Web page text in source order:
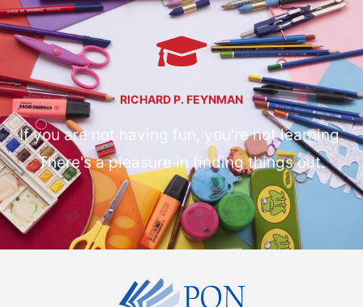
RICHARD P. FEYNMAN
If you are not having fun, you're not learning.
There's a pleasure in finding things out.